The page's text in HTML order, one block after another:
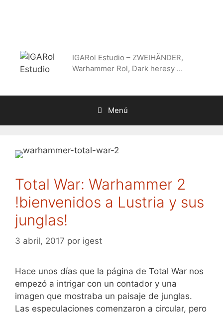
IGARol Estudio – ZWEIHÄNDER,
Warhammer Rol, Dark heresy …
Menú
Total War: Warhammer 2
!bienvenidos a Lustria y sus
junglas!
3 abril, 2017 por igest
Hace unos días que la página de Total War nos
empezó a intrigar con un contador y una
imagen que mostraba un paisaje de junglas.
Las especulaciones comenzaron a circular, pero